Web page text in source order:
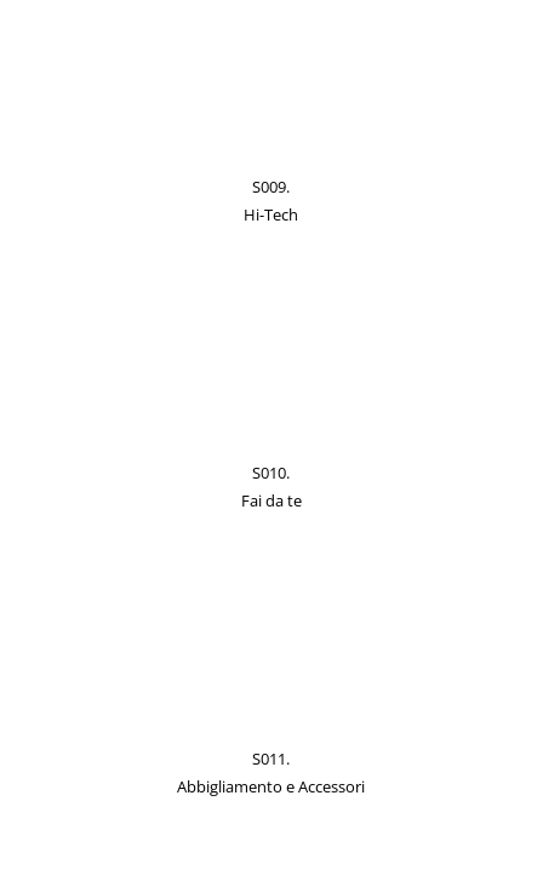
S009.
Hi-Tech
S010.
Fai da te
S011.
Abbigliamento e Accessori